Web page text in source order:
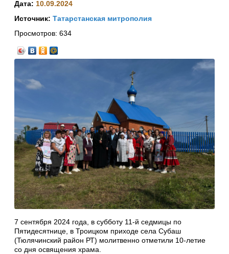
Дата: 10.09.2024
Источник: Татарстанская митрополия
Просмотров: 634
7 сентября 2024 года, в субботу 11-й седмицы по
Пятидесятнице, в Троицком приходе села Субаш
(Тюлячинский район РТ) молитвенно отметили 10-летие
со дня освящения храма.